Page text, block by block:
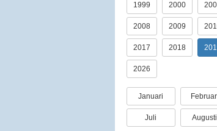
1999 2000
2008 2009
2017 2018
2026
Januari
Juli Augusti